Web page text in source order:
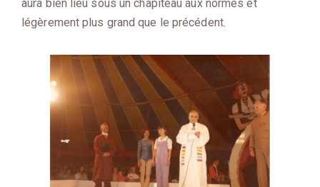
aura bien lieu sous un chapiteau aux normes et
légèrement plus grand que le précédent.